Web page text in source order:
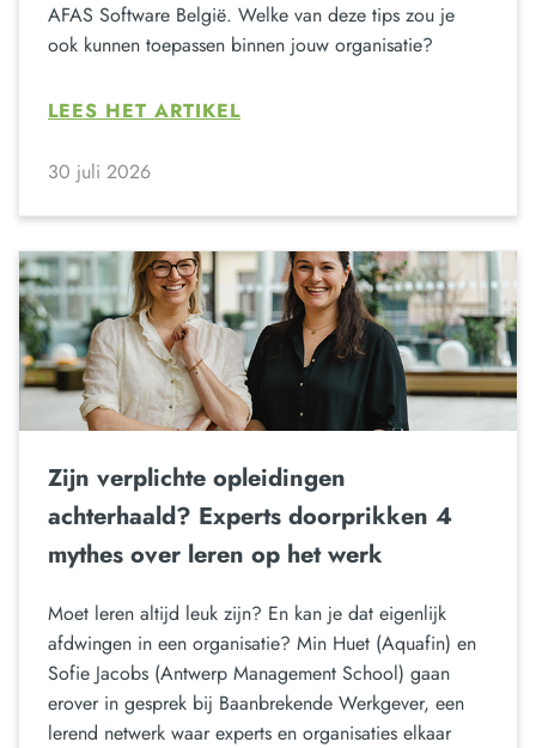
AFAS Software België. Welke van deze tips zou je
ook kunnen toepassen binnen jouw organisatie?
LEES HET ARTIKEL
30 juli 2026
Zijn verplichte opleidingen
achterhaald? Experts doorprikken 4
mythes over leren op het werk
Moet leren altijd leuk zijn? En kan je dat eigenlijk
afdwingen in een organisatie? Min Huet (Aquafin) en
Sofie Jacobs (Antwerp Management School) gaan
erover in gesprek bij Baanbrekende Werkgever, een
lerend netwerk waar experts en organisaties elkaar